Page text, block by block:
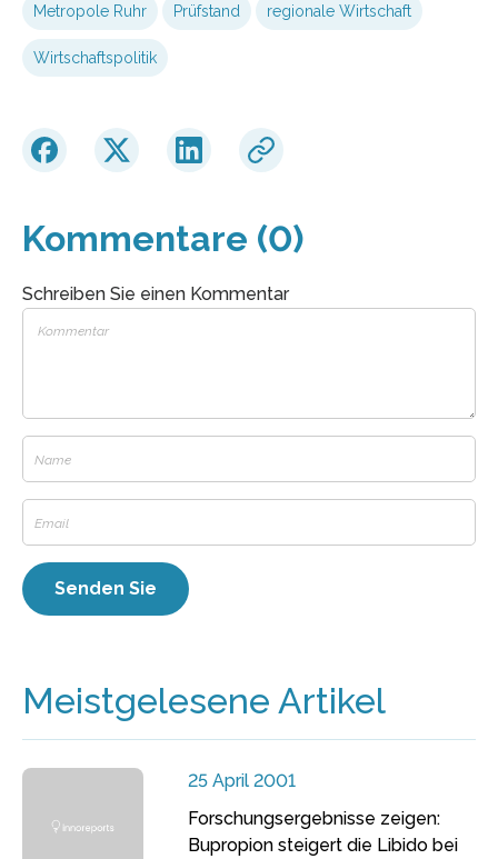
Metropole Ruhr Prüfstand regionale Wirtschaft
Wirtschaftspolitik
Kommentare (0)
Schreiben Sie einen Kommentar
Meistgelesene Artikel
25 April 2001
Forschungsergebnisse zeigen:
Bupropion steigert die Libido bei